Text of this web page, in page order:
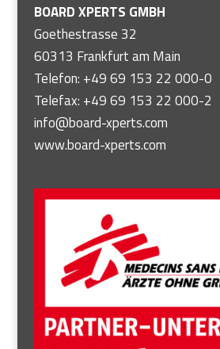
BOARD XPERTS GMBH
Goethestrasse 32
60313 Frankfurt am Main
Telefon: +49 69 153 22 000-0
Telefax: +49 69 153 22 000-2
info@board-xperts.com
www.board-xperts.com